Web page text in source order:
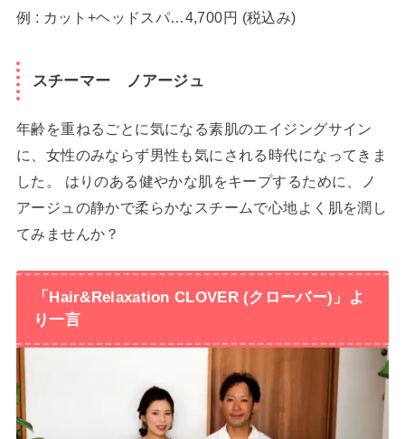
例 : カット+ヘッドスパ…4,700円 (税込み)
スチーマー ノアージュ
年齢を重ねるごとに気になる素肌のエイジングサイン
に、女性のみならず男性も気にされる時代になってきま
した。 はりのある健やかな肌をキープするために、ノ
アージュの静かで柔らかなスチームで心地よく肌を潤し
てみませんか？
「Hair&Relaxation CLOVER (クローバー)」よ
り一言